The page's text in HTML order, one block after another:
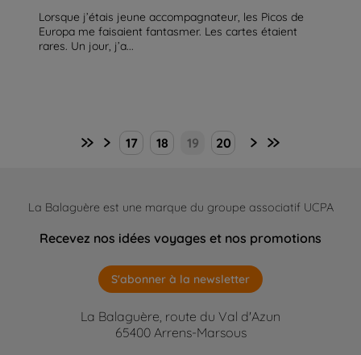
Lorsque j’étais jeune accompagnateur, les Picos de
Europa me faisaient fantasmer. Les cartes étaient
rares. Un jour, j’a...
17 18 19 20
La Balaguère est une marque du groupe associatif UCPA
Recevez nos idées voyages et nos promotions
S'abonner à la newsletter
La Balaguère, route du Val d'Azun
65400 Arrens-Marsous